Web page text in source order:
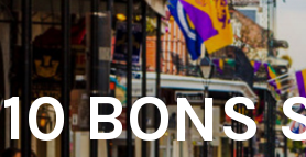
10 BONS